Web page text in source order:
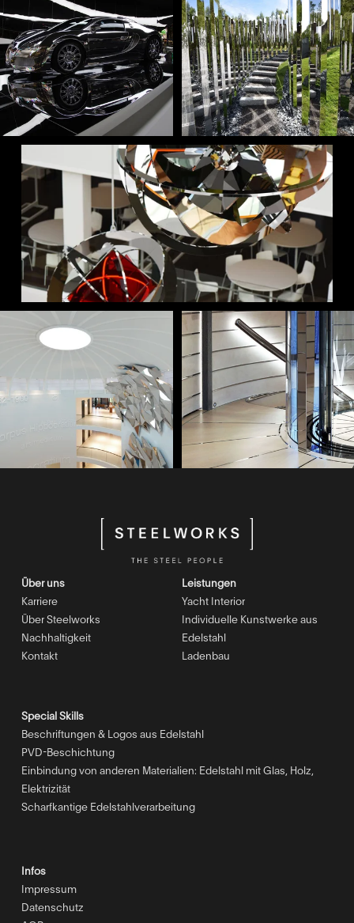
Leistungen
Yacht Interior
Individuelle Kunstwerke aus
Edelstahl
Ladenbau
Über uns
Karriere
Über Steelworks
Nachhaltigkeit
Kontakt
Special Skills
Beschriftungen & Logos aus Edelstahl
PVD-Beschichtung
Einbindung von anderen Materialien: Edelstahl mit Glas, Holz,
Elektrizität
Scharfkantige Edelstahlverarbeitung
Infos
Impressum
Datenschutz